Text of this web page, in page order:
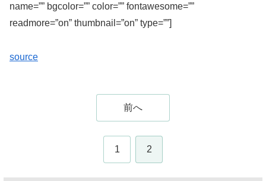
name=”” bgcolor=”” color=”” fontawesome=””
readmore=”on” thumbnail=”on” type=””]
source
前へ
1 2